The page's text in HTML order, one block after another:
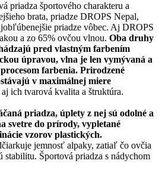
priadza športového charakteru a
brata, priadze DROPS Nepal,
priadze vôbec. Aj DROPS
a zo 65% ovčou vlnou. Oba druhy
pred vlastným farbením
úpravou, vlna je len vymývaná a
farbenia. Prirodzené
v maximálnej miere
aj ich tvarová kvalita a štruktúra.
priadza, úplety z nej sú odolné a
svetre do prírody, vypletané
vzorov plastických.
jemnosť alpaky, zatiaľ čo ovčia
stabilitu. Športová priadza s nádychom